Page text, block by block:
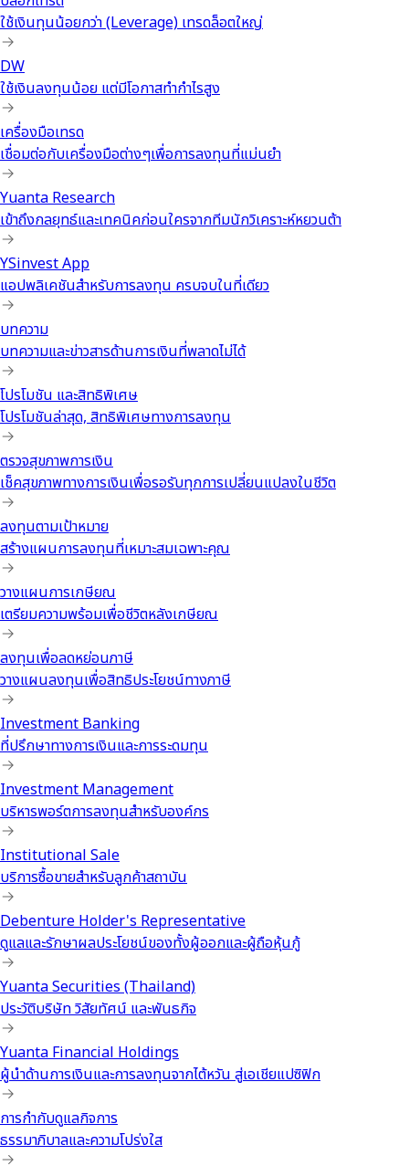
ใช้เงินทุนน้อยกว่า (Leverage) เทรดล็อตใหญ่
DW
ใช้เงินลงทุนน้อย แต่มีโอกาสทำกำไรสูง
เครื่องมือเทรด
เชื่อมต่อกับเครื่องมือต่างๆเพื่อการลงทุนที่แม่นยำ
Yuanta Research
เข้าถึงกลยุทธ์และเทคนิคก่อนใครจากทีมนักวิเคราะห์หยวนต้า
YSinvest App
แอปพลิเคชันสำหรับการลงทุน ครบจบในที่เดียว
บทความ
บทความและข่าวสารด้านการเงินที่พลาดไม่ได้
โปรโมชัน และสิทธิพิเศษ
โปรโมชันล่าสุด, สิทธิพิเศษทางการลงทุน
ตรวจสุขภาพการเงิน
เช็คสุขภาพทางการเงินเพื่อรอรับทุกการเปลี่ยนแปลงในชีวิต
ลงทุนตามเป้าหมาย
สร้างแผนการลงทุนที่เหมาะสมเฉพาะคุณ
วางแผนการเกษียณ
เตรียมความพร้อมเพื่อชีวิตหลังเกษียณ
ลงทุนเพื่อลดหย่อนภาษี
วางแผนลงทุนเพื่อสิทธิประโยชน์ทางภาษี
Investment Banking
ที่ปรึกษาทางการเงินและการระดมทุน
Investment Management
บริหารพอร์ตการลงทุนสำหรับองค์กร
Institutional Sale
บริการซื้อขายสำหรับลูกค้าสถาบัน
Debenture Holder's Representative
ดูแลและรักษาผลประโยชน์ของทั้งผู้ออกและผู้ถือหุ้นกู้
Yuanta Securities (Thailand)
ประวัติบริษัท วิสัยทัศน์ และพันธกิจ
Yuanta Financial Holdings
ผู้นำด้านการเงินและการลงทุนจากไต้หวัน สู่เอเชียแปซิฟิก
การกำกับดูแลกิจการ
ธรรมาภิบาลและความโปร่งใส